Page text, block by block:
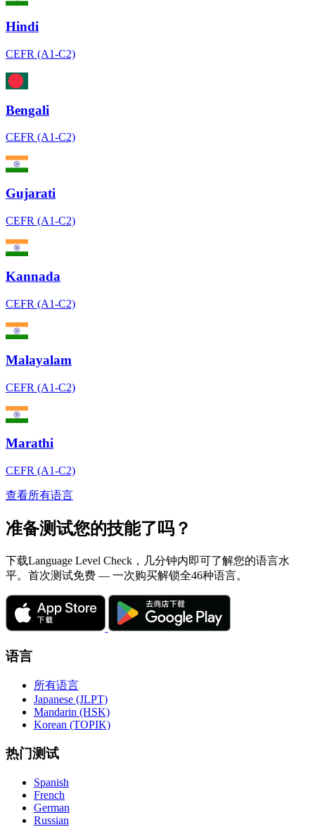
Hindi
CEFR (A1-C2)
Bengali
CEFR (A1-C2)
Gujarati
CEFR (A1-C2)
Kannada
CEFR (A1-C2)
Malayalam
CEFR (A1-C2)
Marathi
CEFR (A1-C2)
查看所有语言
准备测试您的技能了吗？
下载Language Level Check，几分钟内即可了解您的语言水
平。首次测试免费 — 一次购买解锁全46种语言。
语言
所有语言
Japanese (JLPT)
Mandarin (HSK)
Korean (TOPIK)
热门测试
Spanish
French
German
Russian